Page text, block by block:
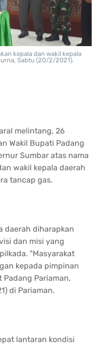
kepala dan wakil kepala
Sabtu (20/2/2021).
melintang, 26
Wakil Bupati Padang
Sumbar atas nama
wakil kepala daerah
tancap gas.
daerah diharapkan
dan misi yang
"Masyarakat
kepada pimpinan
Padang Pariaman,
di Pariaman.
lantaran kondisi